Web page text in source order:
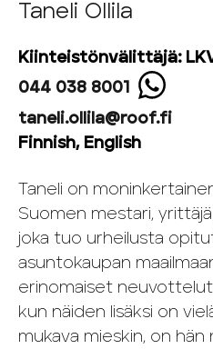
Taneli Ollila
Kiinteistönvälittäjä:
044 038 8001
taneli.ollila@roof.fi
Finnish, English
Taneli on
Suomen mestari,
joka tuo urheilusta
asuntokaupan
erinomaiset
kun näiden lisäksi on
mukava mieskin, on